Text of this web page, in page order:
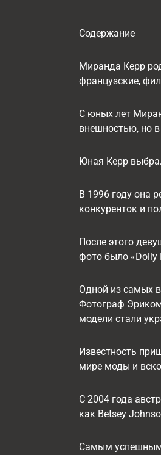
Содержание
Миранда Керр
французские,
С юных лет
внешностью, но
Юная Керр
В 1996 году она
конкуренток и
После этого
фото было «Dolly
Одной из самых
Фотограф
модели стали
Известность
мире моды и
С 2004 года
как Betsey
Самым успешным